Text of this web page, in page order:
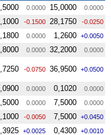
0.0000 15,0000 0.0000
-0.1500 28,1750 -0.0250
0.0000 1,2600 +0.0050
0.0000 32,2000 0.0000
-0.0750 36,9500 +0.0500
0.0000 0,1020 0.0000
0.0000 7,5000 0.0000
-0.0050 7,5000 +0.0450
+0.0025 0,4300 +0.0010